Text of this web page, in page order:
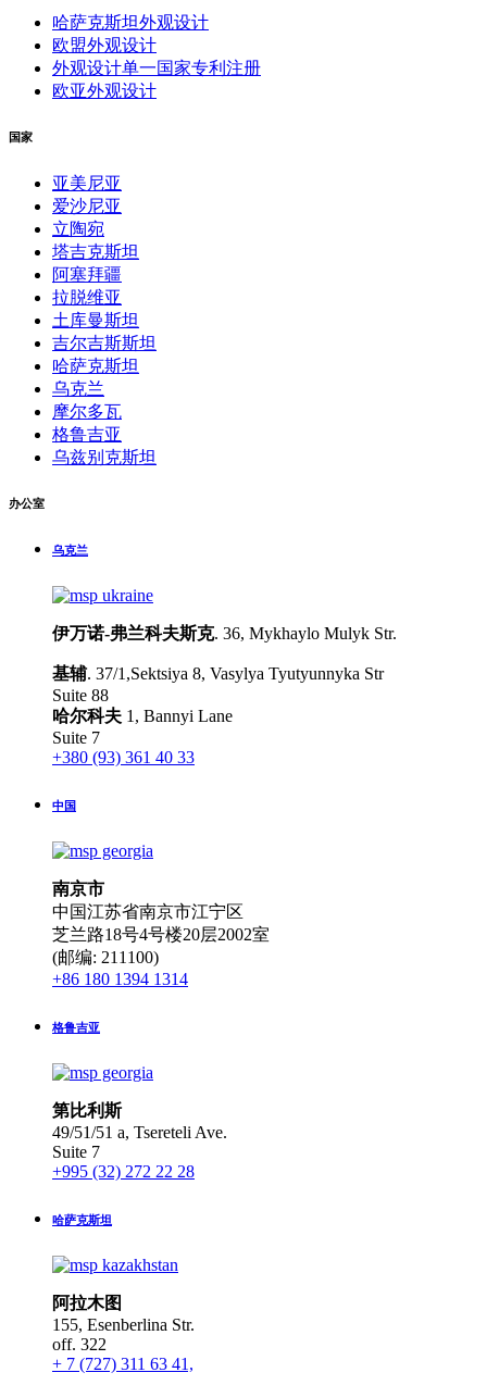
哈萨克斯坦外观设计
欧盟外观设计
外观设计单一国家专利注册
欧亚外观设计
国家
亚美尼亚
爱沙尼亚
立陶宛
塔吉克斯坦
阿塞拜疆
拉脱维亚
土库曼斯坦
吉尔吉斯斯坦
哈萨克斯坦
乌克兰
摩尔多瓦
格鲁吉亚
乌兹别克斯坦
办公室
乌克兰
伊万诺-弗兰科夫斯克. 36, Mykhaylo Mulyk Str.
基辅. 37/1,Sektsiya 8, Vasylya Tyutyunnyka Str
Suite 88
哈尔科夫 1, Bannyi Lane
Suite 7
+380 (93) 361 40 33
中国
南京市
中国江苏省南京市江宁区
芝兰路18号4号楼20层2002室
(邮编: 211100)
+86 180 1394 1314
格鲁吉亚
第比利斯
49/51/51 a, Tsereteli Ave.
Suite 7
+995 (32) 272 22 28
哈萨克斯坦
阿拉木图
155, Esenberlina Str.
off. 322
+ 7 (727) 311 63 41,